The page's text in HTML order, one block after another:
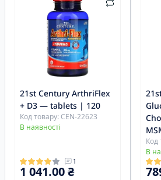
21st Century ArthriFlex
+ D3 — tablets | 120
Код товару: CEN-22623
В наявності
1
1 041.00 ₴
Код
В